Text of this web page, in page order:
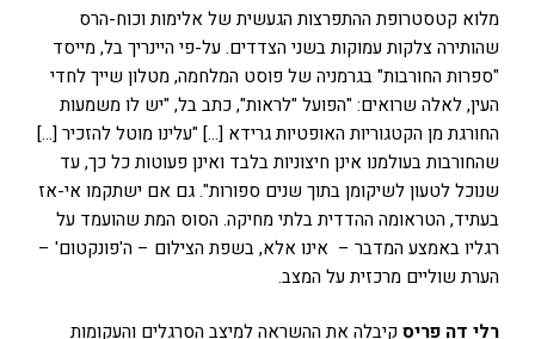
מלוא קטסטרופת ההתפרצות הגעשית של אלימות וכוח-הרס
שהותירה צלקות עמוקות בשני הצדדים. על-פי היינריך בל, מייסד
"ספרות החורבות" בגרמניה של פוסט המלחמה, מטלון שייך לחדי
העין, לאלה שרואים: "הפועל "לראות", כתב בל, "יש לו משמעות
החורגת מן הקטגוריות האופטיות גרידא […] "עלינו מוטל להזכיר […]
שהחורבות בעולמנו אינן חיצוניות בלבד ואינן פעוטות כל כך, עד
שנוכל לטעון לשיקומן בתוך שנים ספורות". גם אם ישתקמו אי-אז
בעתיד, הטראומה ההדדית בלתי מחיקה. הסוס המת שהועמד על
רגליו באמצע המדבר – אינו אלא, בשפת הצילום – ה'פונקטום' –
הערת שוליים מרכזית על המצב.
רלי דה פריס קיבלה את ההשראה למיצב הסרגלים והעקומות